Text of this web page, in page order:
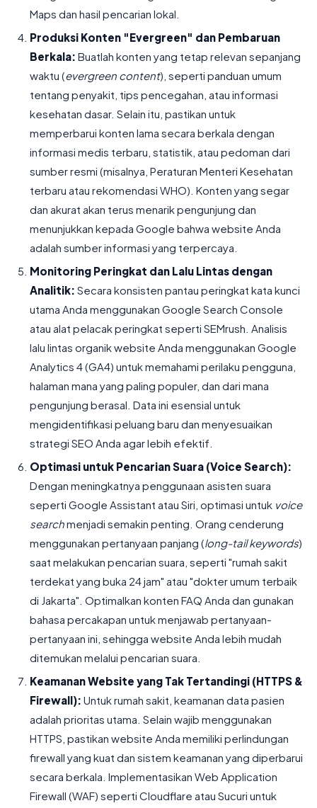
Maps dan hasil pencarian lokal.
Produksi Konten "Evergreen" dan Pembaruan
Berkala: Buatlah konten yang tetap relevan sepanjang
waktu (evergreen content), seperti panduan umum
tentang penyakit, tips pencegahan, atau informasi
kesehatan dasar. Selain itu, pastikan untuk
memperbarui konten lama secara berkala dengan
informasi medis terbaru, statistik, atau pedoman dari
sumber resmi (misalnya, Peraturan Menteri Kesehatan
terbaru atau rekomendasi WHO). Konten yang segar
dan akurat akan terus menarik pengunjung dan
menunjukkan kepada Google bahwa website Anda
adalah sumber informasi yang terpercaya.
Monitoring Peringkat dan Lalu Lintas dengan
Analitik: Secara konsisten pantau peringkat kata kunci
utama Anda menggunakan Google Search Console
atau alat pelacak peringkat seperti SEMrush. Analisis
lalu lintas organik website Anda menggunakan Google
Analytics 4 (GA4) untuk memahami perilaku pengguna,
halaman mana yang paling populer, dan dari mana
pengunjung berasal. Data ini esensial untuk
mengidentifikasi peluang baru dan menyesuaikan
strategi SEO Anda agar lebih efektif.
Optimasi untuk Pencarian Suara (Voice Search):
Dengan meningkatnya penggunaan asisten suara
seperti Google Assistant atau Siri, optimasi untuk voice
searchmenjadi semakin penting. Orang cenderung
menggunakan pertanyaan panjang (long-tail keywords)
saat melakukan pencarian suara, seperti "rumah sakit
terdekat yang buka 24 jam" atau "dokter umum terbaik
di Jakarta". Optimalkan konten FAQ Anda dan gunakan
bahasa percakapan untuk menjawab pertanyaan-
pertanyaan ini, sehingga website Anda lebih mudah
ditemukan melalui pencarian suara.
Keamanan Website yang Tak Tertandingi (HTTPS &
Firewall): Untuk rumah sakit, keamanan data pasien
adalah prioritas utama. Selain wajib menggunakan
HTTPS, pastikan website Anda memiliki perlindungan
firewall yang kuat dan sistem keamanan yang diperbarui
secara berkala. Implementasikan Web Application
Firewall (WAF) seperti Cloudflare atau Sucuri untuk